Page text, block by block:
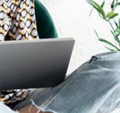
Norton 360 Standard
入门版
Norton 360 游戏玩家